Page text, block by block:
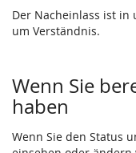
Der Nacheinlass ist
um Verständnis.
Wenn Sie
haben
Wenn Sie den Status